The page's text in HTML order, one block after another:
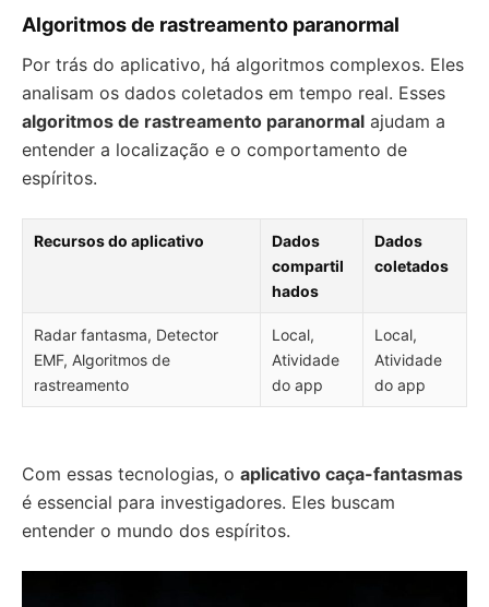
Algoritmos de rastreamento paranormal
Por trás do aplicativo, há algoritmos complexos. Eles
analisam os dados coletados em tempo real. Esses
algoritmos de rastreamento paranormal ajudam a
entender a localização e o comportamento de
espíritos.
Recursos do aplicativo
Dados
compartil
hados
Dados
coletados
Radar fantasma, Detector
EMF, Algoritmos de
rastreamento
Local,
Atividade
do app
Local,
Atividade
do app
Com essas tecnologias, o aplicativo caça-fantasmas
é essencial para investigadores. Eles buscam
entender o mundo dos espíritos.